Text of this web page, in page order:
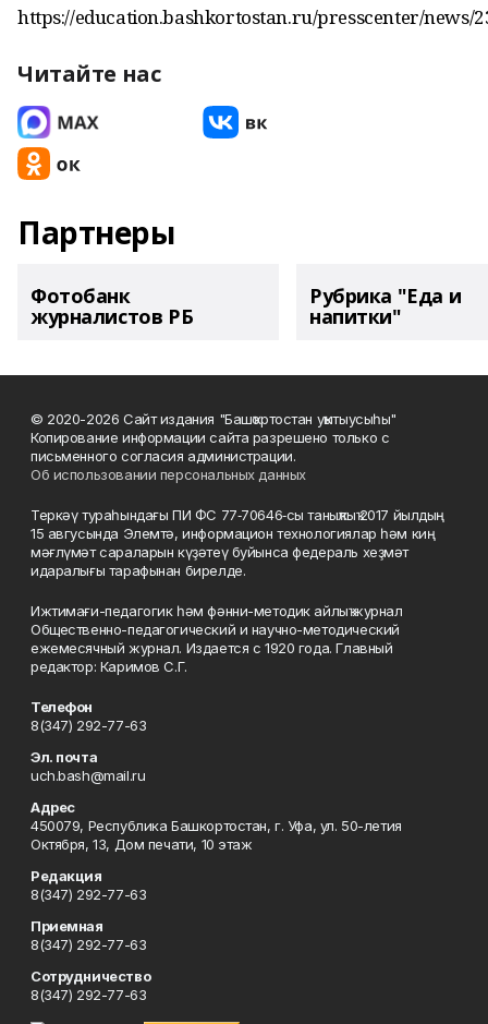
https://education.bashkortostan.ru/presscenter/news/
Читайте нас
Партнеры
Фотобанк
журналистов РБ
Рубрика "Еда и
напитки"
© 2020-2026 Сайт издания "Башҡортостан уҡытыусыһы"
Копирование информации сайта разрешено только с
письменного согласия администрации.
Об использовании персональных данных
Теркәү тураһындағы ПИ ФС 77‑70646‑сы таныҡлыҡ 2017 йылдың
15 авгусында Элемтә, информацион технологиялар һәм киң
мәғлүмәт сараларын күҙәтеү буйынса федераль хеҙмәт
идаралығы тарафынан бирелде.
Ижтимағи-педагогик һәм фәнни-методик айлыҡ журнал
Общественно-педагогический и научно-методический
ежемесячный журнал. Издается с 1920 года. Главный
редактор: Каримов С.Г.
Телефон
8(347) 292-77-63
Эл. почта
uch.bash@mail.ru
Адрес
450079, Республика Башкортостан, г. Уфа, ул. 50-летия
Октября, 13, Дом печати, 10 этаж
Редакция
8(347) 292-77-63
Приемная
8(347) 292-77-63
Сотрудничество
8(347) 292-77-63